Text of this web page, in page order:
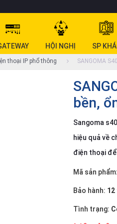
HỘI NGHỊ SP
thoại IP phổ thông SANGOMA
bền,
Sangoma
hiệu quả về
điện thoại
Mã sản phẩm:
Bảo hành: 12
Tình trạng: